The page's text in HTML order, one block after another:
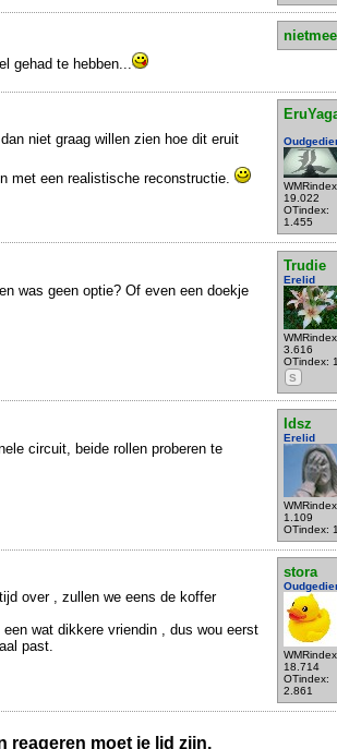
gehad te hebben...
19.022
OTindex:
1.455
niet graag willen zien hoe dit eruit
met een realistische reconstructie.
Trudie
Erelid
3.616
OTindex:
S
was geen optie? Of even een doekje
Idsz
Erelid
1.109
OTindex:
circuit, beide rollen proberen te
stora
18.714
OTindex:
2.861
over , zullen we eens de koffer
wat dikkere vriendin , dus wou eerst
past.
reageren moet je lid zijn.